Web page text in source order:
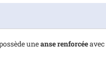
uneanse renforcée